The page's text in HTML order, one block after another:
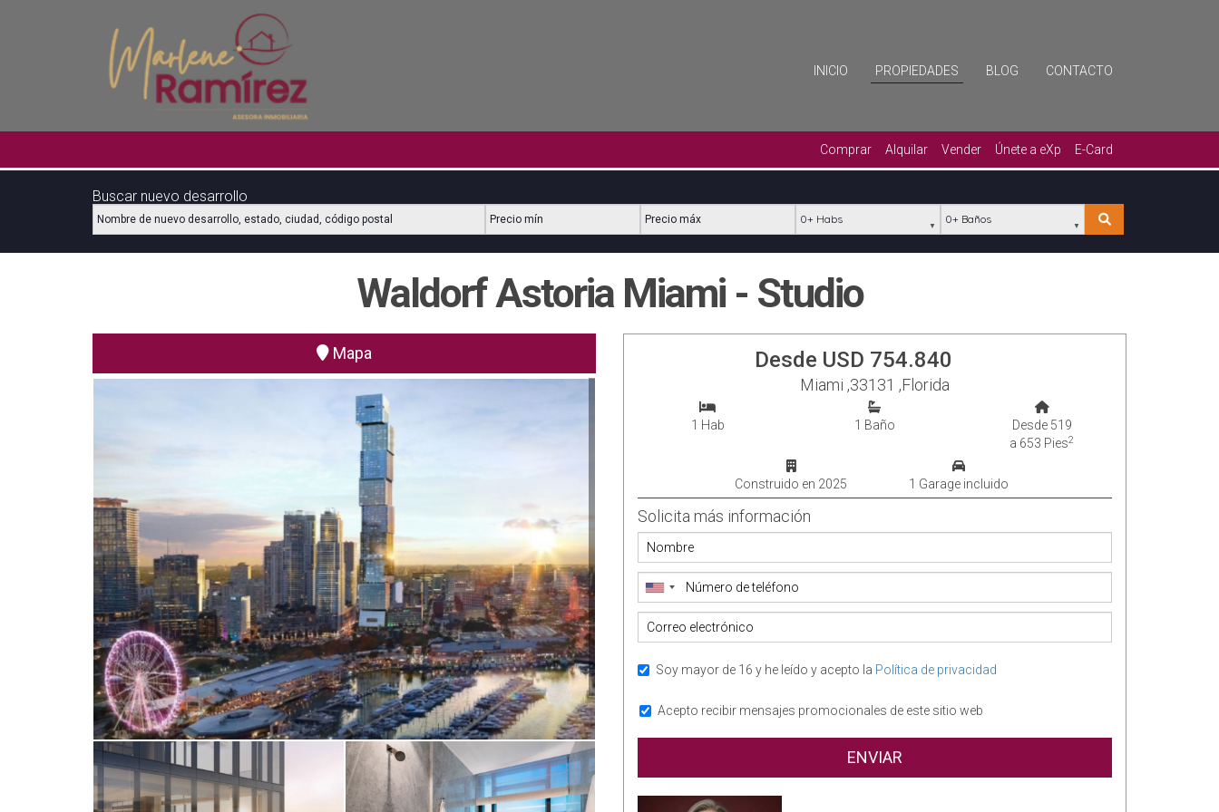
INICIO PROPIEDADES BLOG CONTACTO
Comprar Alquilar Vender Únete a eXp E-Card
Buscar nuevo desarrollo
Ubicación Precio mínimo Precio máximo
Waldorf Astoria Miami - Studio
Mapa Desde USD 754.840
Miami ,33131 ,Florida
1 Hab 1 Baño
Desde 519
a 653 Pies2
Construido en 2025 1 Garage incluido
Solicita más información
Soy mayor de 16 y he leído y acepto la Política de privacidad
Acepto recibir mensajes promocionales de este sitio web
ENVIAR